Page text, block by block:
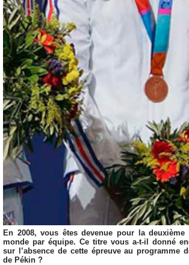
En 2008, vous êtes devenue pour la
monde par équipe. Ce titre vous a-t-il donné
sur l’absence de cette épreuve au programme
de Pékin ?